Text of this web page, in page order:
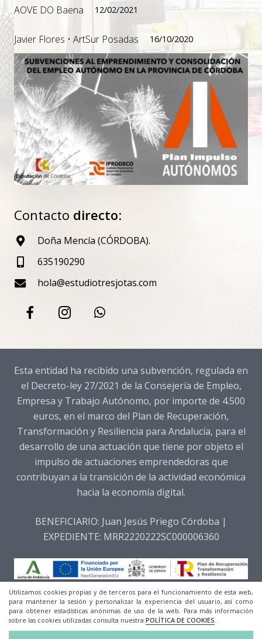
Utilizamos cookies propias y de terceros para el funcionamiento de esta web,
para mantener la sesión y personalizar la experiencia del usuario, así como
para obtener estadísticas anónimas de uso de la web. Para más información
sobre las cookies utilizadas consulta nuestra POLÍTICA DE COOKIES.
AOVE DO Baena 12/02/2021
Javier Flores • ArtSur Posadas 16/10/2020
Contacto directo:
Doña Mencía (CÓRDOBA).
635190290
hola@estudiotresjotas.com
Esta entidad ha recibido una subvención, regulada en
el Decreto-ley 27/2021 de la Consejería de Empleo,
Empresa y Trabajo Autónomo, por importe de 4.500
euros, en el marco del Plan de Recuperación,
Transformación y Resiliencia para Andalucía, para el
desarrollo de una actuación que tiene por objeto el
impulso de actuaciones emprendedoras que
contribuyan a la transición de la actividad económica
hacia la economía digital.
BENEFICIARIO: Juan Jesús Priego Córdoba |
EXPEDIENTE: MRR2220222SC000006360
© 2018 Todos los derechos reservados.